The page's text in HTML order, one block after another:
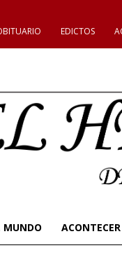
EDICTOS
MUNDO ACONTECER